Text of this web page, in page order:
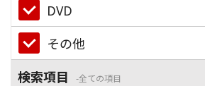
DVD
その他
検索項目
全ての項目